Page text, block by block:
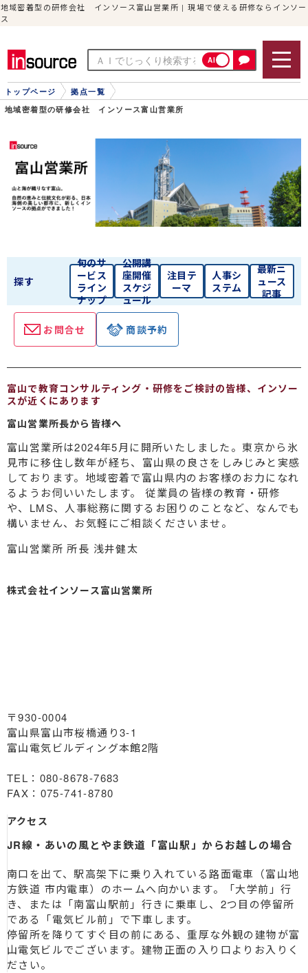
地域密着型の研修会社 インソース富山営業所 | 現場で使える研修ならインソー
ス
AI
トップページ 拠点一覧
地域密着型の研修会社 インソース富山営業所
探す
旬のサ
ービス
ライン
ナップ
公開講
座開催
スケジ
ュール
注目テ
ーマ
人事シ
ステム
最新ニ
ュース
記事
お問合せ 商談予約
富山で教育コンサルティング・研修をご検討の皆様、インソー
スが近くにあります
富山営業所長から皆様へ
富山営業所は2024年5月に開所いたしました。東京から氷
見市に移住し数年が経ち、富山県の良さをしみじみと実感
しております。地域密着で富山県内のお客様のお力になれ
るようお伺いいたします。 従業員の皆様の教育・研修
や、LMS、人事総務に関するお困りのことなど、なんでも
構いません、お気軽にご相談くださいませ。
富山営業所 所長 浅井健太
株式会社インソース富山営業所
〒930-0004
富山県富山市桜橋通り3-1
富山電気ビルディング本館2階
TEL：080-8678-7683
FAX：075-741-8780
アクセス
JR線・あいの風とやま鉄道「富山駅」からお越しの場合
南口を出て、駅高架下に乗り入れている路面電車（富山地
方鉄道 市内電車）のホームへ向かいます。「大学前」行
き、または「南富山駅前」行きに乗車し、2つ目の停留所
である「電気ビル前」で下車します。
停留所を降りてすぐ目の前にある、重厚な外観の建物が富
山電気ビルでございます。建物正面の入り口よりお入りく
ださい。